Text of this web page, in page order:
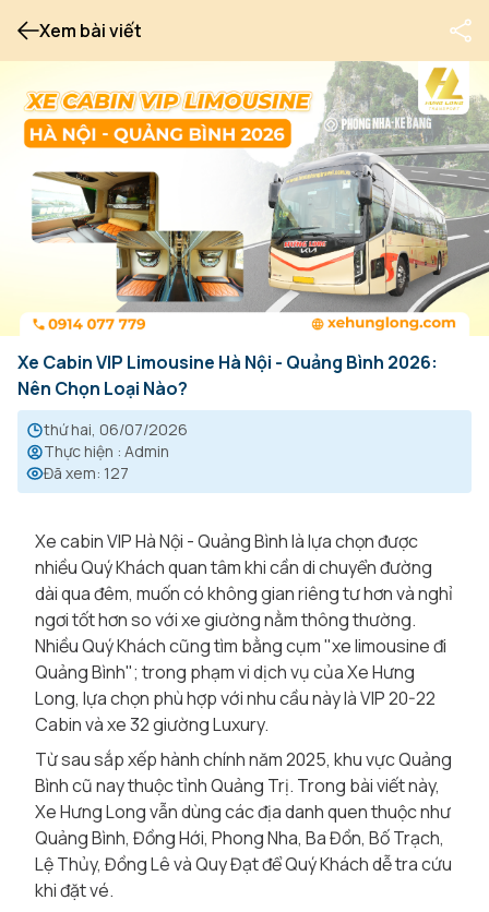
Xem bài viết
Xe Cabin VIP Limousine Hà Nội - Quảng Bình 2026:
Nên Chọn Loại Nào?
thứ hai, 06/07/2026
Thực hiện : Admin
Đã xem: 127
Xe cabin VIP Hà Nội - Quảng Bình là lựa chọn được
nhiều Quý Khách quan tâm khi cần di chuyển đường
dài qua đêm, muốn có không gian riêng tư hơn và nghỉ
ngơi tốt hơn so với xe giường nằm thông thường.
Nhiều Quý Khách cũng tìm bằng cụm "xe limousine đi
Quảng Bình"; trong phạm vi dịch vụ của Xe Hưng
Long, lựa chọn phù hợp với nhu cầu này là VIP 20-22
Cabin và xe 32 giường Luxury.
Từ sau sắp xếp hành chính năm 2025, khu vực Quảng
Bình cũ nay thuộc tỉnh Quảng Trị. Trong bài viết này,
Xe Hưng Long vẫn dùng các địa danh quen thuộc như
Quảng Bình, Đồng Hới, Phong Nha, Ba Đồn, Bố Trạch,
Lệ Thủy, Đồng Lê và Quy Đạt để Quý Khách dễ tra cứu
khi đặt vé.